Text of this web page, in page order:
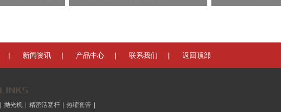
| 新闻资讯 | 产品中心 | 联系我们 | 返回顶部
抛光机 精密活塞杆 热缩套管